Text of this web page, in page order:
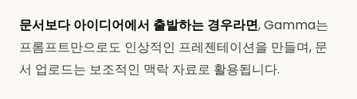
문서보다 아이디어에서 출발하는 경우라면, Gamma는
프롬프트만으로도 인상적인 프레젠테이션을 만들며, 문
서 업로드는 보조적인 맥락 자료로 활용됩니다.